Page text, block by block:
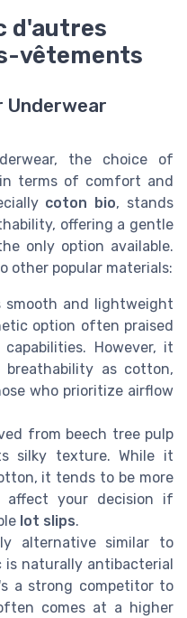
d'autres
vêtements
Underwear
the choice of
terms of comfort and
coton bio, stands
offering a gentle
only option available.
other popular materials:
smooth and lightweight
option often praised
However, it
as cotton,
who prioritize airflow
from beech tree pulp
silky texture. While it
it tends to be more
affect your decision if
lot slips.
alternative similar to
is naturally antibacterial
a strong competitor to
comes at a higher